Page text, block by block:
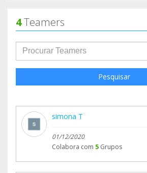
4Teamers
Pesquisar
simona T
01/12/2020
Colabora com 5 Grupos